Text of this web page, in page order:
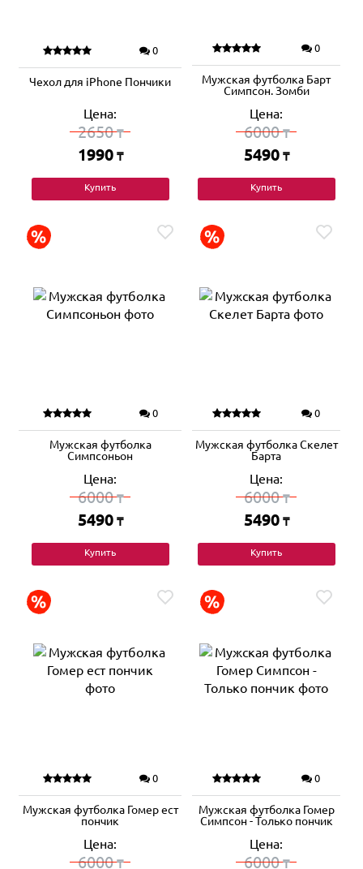
0
Чехол для iPhone Пончики
Цена:
2650₸
1990 ₸
Купить
0
Мужская футболка Барт
Симпсон. Зомби
Цена:
6000₸
5490 ₸
Купить
0
Мужская футболка
Симпсоньон
Цена:
6000₸
5490 ₸
Купить
0
Мужская футболка Скелет
Барта
Цена:
6000₸
5490 ₸
Купить
0
Мужская футболка Гомер ест
пончик
Цена:
6000₸
0
Мужская футболка Гомер
Симпсон - Только пончик
Цена:
6000₸